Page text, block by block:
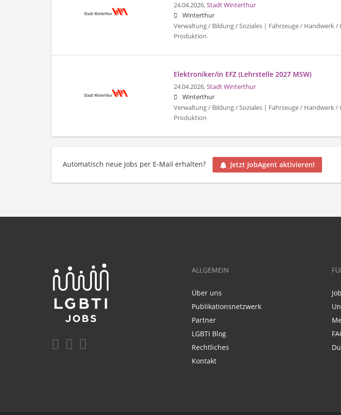
24.04.2026,Stadt Winterthur
Winterthur
Verwaltung / Bildung / Soziales | Fahrzeuge / Handwerk
Produktion
Elektroniker/in EFZ (Lehrstelle 2027 MSW)
24.04.2026,Stadt Winterthur
Winterthur
Verwaltung / Bildung / Soziales | Fahrzeuge / Handwerk
Produktion
Automatisch neue Jobs per E-Mail erhalten? Jetzt JobAgent aktivieren!
ALLGEMEIN
Über uns
Publikationsnetzwerk
Partner
LGBTI Blog
Rechtliches
Kontakt